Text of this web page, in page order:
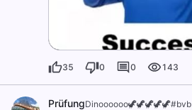
35 0 0 143
PrüfungDinoooooo🦖🦖🦖🦖🦖#bvb